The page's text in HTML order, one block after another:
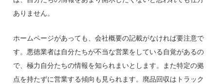
ありません。
ホームページがあっても、会社概要の記載がなければ要注意で
す。悪徳業者は自分たちが不当な営業をしている自覚があるの
で、極力自分たちの情報を知られまいとします。また特定の拠
点を持たずに営業する傾向も見られます。廃品回収はトラック